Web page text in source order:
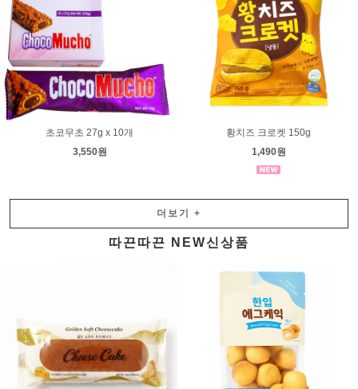
초코무초 27g x 10개
3,550원
황치즈 크로켓 150g
1,490원
더보기 +
따끈따끈 NEW신상품